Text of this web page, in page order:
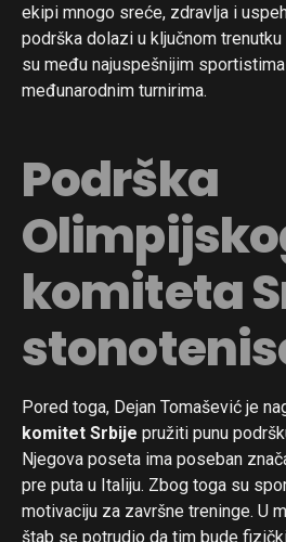
ekipi mnogo sreće, zdravlja i
podrška dolazi u ključnom
su među najuspešnijim
međunarodnim turnirima.
Podrška
komiteta
Pored toga, Dejan Tomašević je
komitet Srbije pružiti punu
Njegova poseta ima poseban
pre puta u Italiju. Zbog toga su
motivaciju za završne treninge. U
štab se potrudio da tim bude